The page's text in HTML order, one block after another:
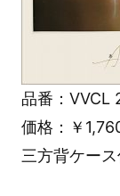
品番：
価格：￥
三方背ケー